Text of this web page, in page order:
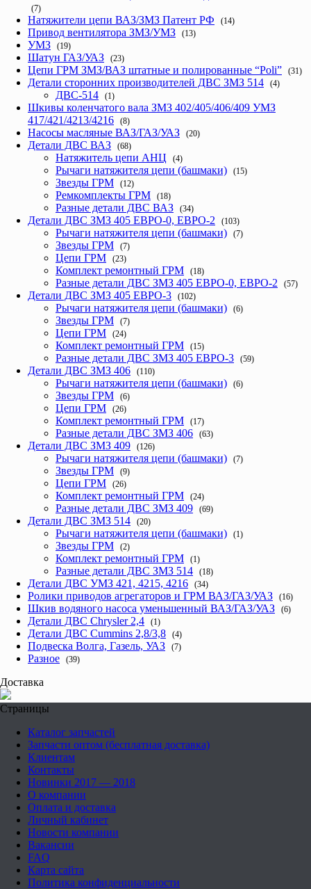
(7)
Натяжители цепи ВАЗ/ЗМЗ Патент РФ (14)
Привод вентилятора ЗМЗ/УМЗ (13)
УМЗ (19)
Шатун ГАЗ/УАЗ (23)
Цепи ГРМ ЗМЗ/ВАЗ штатные и полированные “Poli” (31)
Детали сторонних производителей ДВС ЗМЗ 514 (4)
ДВС-514 (1)
Шкивы коленчатого вала ЗМЗ 402/405/406/409 УМЗ
417/421/4213/4216
(8)
Насосы масляные ВАЗ/ГАЗ/УАЗ (20)
Детали ДВС ВАЗ (68)
Натяжитель цепи АНЦ (4)
Рычаги натяжителя цепи (башмаки) (15)
Звезды ГРМ (12)
Ремкомплекты ГРМ (18)
Разные детали ДВС ВАЗ (34)
Детали ДВС ЗМЗ 405 ЕВРО-0, ЕВРО-2 (103)
Рычаги натяжителя цепи (башмаки) (7)
Звезды ГРМ (7)
Цепи ГРМ (23)
Комплект ремонтный ГРМ (18)
Разные детали ДВС ЗМЗ 405 ЕВРО-0, ЕВРО-2 (57)
Детали ДВС ЗМЗ 405 ЕВРО-3 (102)
Рычаги натяжителя цепи (башмаки) (6)
Звезды ГРМ (7)
Цепи ГРМ (24)
Комплект ремонтный ГРМ (15)
Разные детали ДВС ЗМЗ 405 ЕВРО-3 (59)
Детали ДВС ЗМЗ 406 (110)
Рычаги натяжителя цепи (башмаки) (6)
Звезды ГРМ (6)
Цепи ГРМ (26)
Комплект ремонтный ГРМ (17)
Разные детали ДВС ЗМЗ 406 (63)
Детали ДВС ЗМЗ 409 (126)
Рычаги натяжителя цепи (башмаки) (7)
Звезды ГРМ (9)
Цепи ГРМ (26)
Комплект ремонтный ГРМ (24)
Разные детали ДВС ЗМЗ 409 (69)
Детали ДВС ЗМЗ 514 (20)
Рычаги натяжителя цепи (башмаки) (1)
Звезды ГРМ (2)
Комплект ремонтный ГРМ (1)
Разные детали ДВС ЗМЗ 514 (18)
Детали ДВС УМЗ 421, 4215, 4216 (34)
Ролики приводов агрегаторов и ГРМ ВАЗ/ГАЗ/УАЗ (16)
Шкив водяного насоса уменьшенный ВАЗ/ГАЗ/УАЗ (6)
Детали ДВС Chrysler 2,4 (1)
Детали ДВС Cummins 2,8/3,8 (4)
Подвеска Волга, Газель, УАЗ (7)
Разное (39)
Доставка
Страницы
Каталог запчастей
Запчасти оптом (бесплатная доставка)
Клиентам
Контакты
Новинки 2017 — 2018
О компании
Оплата и доставка
Личный кабинет
Новости компании
Вакансии
FAQ
Карта сайта
Политика конфиденциальности